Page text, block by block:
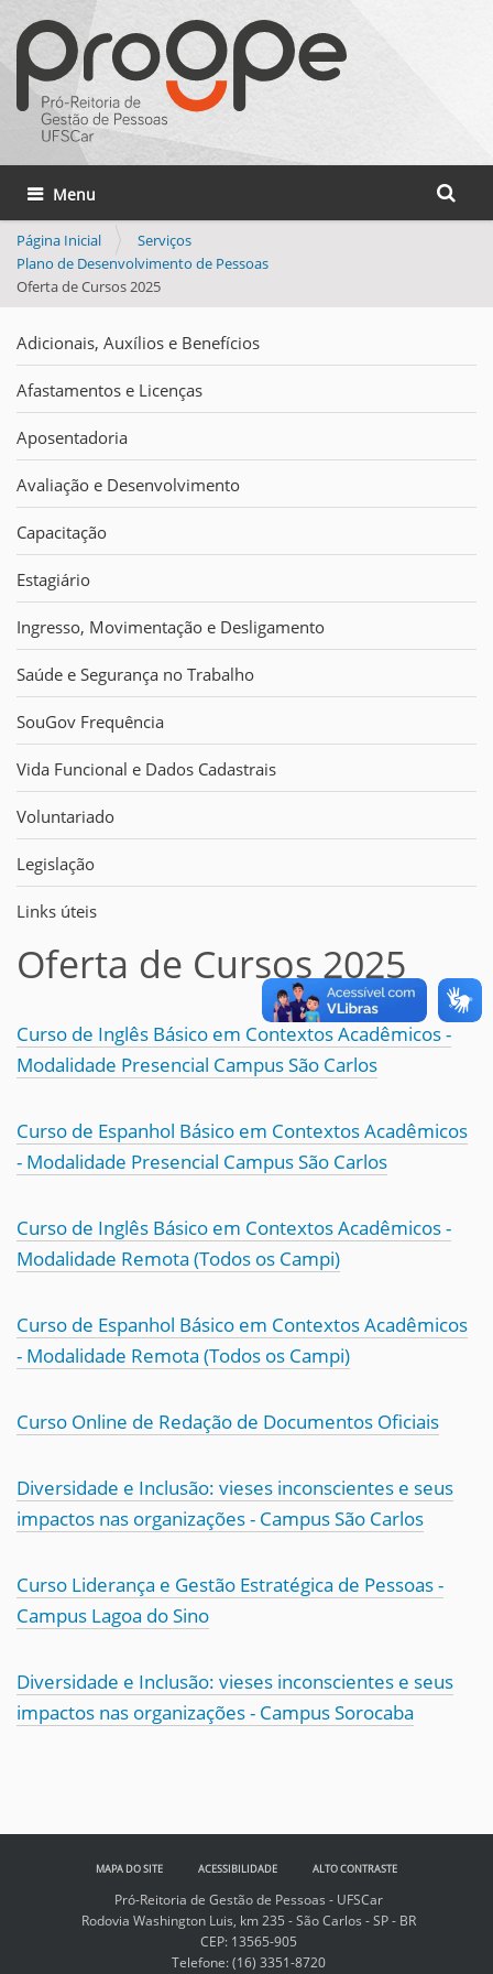
Busca
Busca
Toggle navigation
Página Inicial
Serviços
Plano de Desenvolvimento de Pessoas
Oferta de Cursos 2025
Adicionais, Auxílios e Benefícios
Afastamentos e Licenças
Aposentadoria
Avaliação e Desenvolvimento
Capacitação
Estagiário
Ingresso, Movimentação e Desligamento
Saúde e Segurança no Trabalho
SouGov Frequência
Vida Funcional e Dados Cadastrais
Voluntariado
Legislação
Links úteis
Oferta de Cursos 2025
Curso de Inglês Básico em Contextos Acadêmicos -
Modalidade Presencial Campus São Carlos
Curso de Espanhol Básico em Contextos Acadêmicos
- Modalidade Presencial Campus São Carlos
Curso de Inglês Básico em Contextos Acadêmicos -
Modalidade Remota (Todos os Campi)
Curso de Espanhol Básico em Contextos Acadêmicos
- Modalidade Remota (Todos os Campi)
Curso Online de Redação de Documentos Oficiais
Diversidade e Inclusão: vieses inconscientes e seus
impactos nas organizações - Campus São Carlos
Curso Liderança e Gestão Estratégica de Pessoas -
Campus Lagoa do Sino
Diversidade e Inclusão: vieses inconscientes e seus
impactos nas organizações - Campus Sorocaba
MAPA DO SITE ACESSIBILIDADE ALTO CONTRASTE
Pró-Reitoria de Gestão de Pessoas - UFSCar
Rodovia Washington Luis, km 235 - São Carlos - SP - BR
CEP: 13565-905
Telefone:(16) 3351-8720